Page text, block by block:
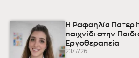
Η Ραφαηλία
παιχνίδι στην
Εργοθεραπεία
23/7/26